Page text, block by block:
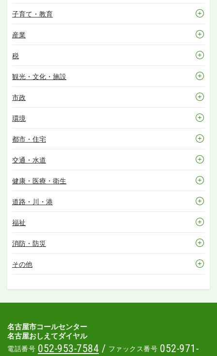
子育て・教育
産業
税
観光・文化・施設
市政
環境
都市・住宅
交通・水道
健康・医療・衛生
道路・川・港
福祉
消防・防災
その他
名古屋市コールセンター
名古屋おしえてダイヤル
電話番号 052-953-7584 / ファックス番号 052-971-